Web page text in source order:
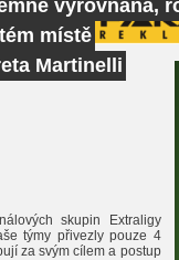
vyrovnaná,
místě
Martinelli
skupin Extraligy
týmy přivezly pouze 4
za svým cílem a postup